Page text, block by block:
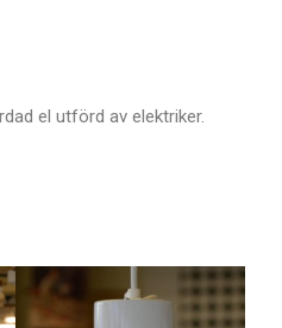
el utförd av elektriker.